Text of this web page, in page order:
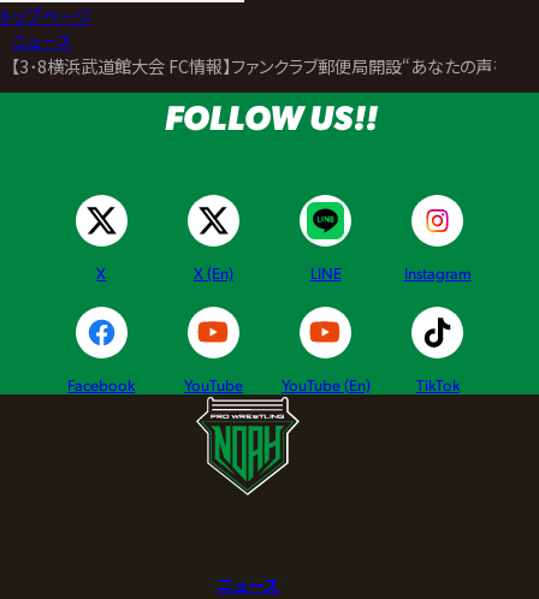
トップページ
ニュース
【3･8横浜武道館大会 FC情報】ファンクラブ郵便局開設“あなたの声を届
FOLLOW US!!
X X (En) LINE Instagram
Facebook YouTube YouTube (En) TikTok
ニュース